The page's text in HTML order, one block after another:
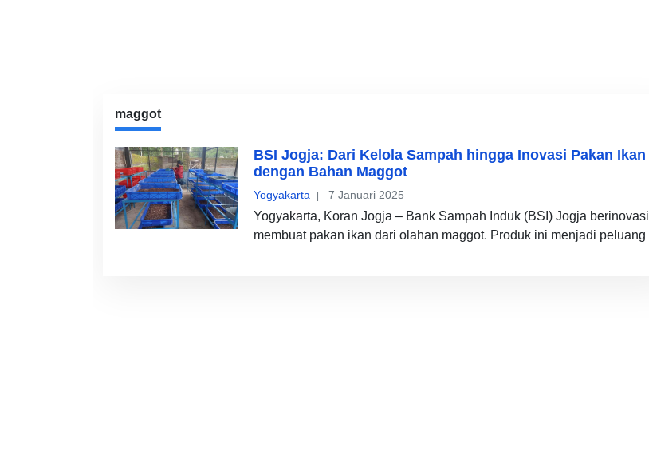
maggot
BSI Jogja: Dari Kelola Sampah hingga Inovasi Pakan Ikan
dengan Bahan Maggot
Yogyakarta 7 Januari 2025
Yogyakarta, Koran Jogja – Bank Sampah Induk (BSI) Jogja berinovasi
membuat pakan ikan dari olahan maggot. Produk ini menjadi peluang